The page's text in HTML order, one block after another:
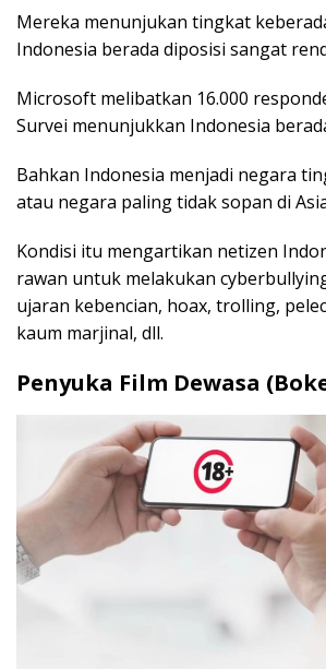
Mereka menunjukan tingkat
Indonesia berada diposisi sangat
Microsoft melibatkan 16.000
Survei menunjukkan Indonesia
Bahkan Indonesia menjadi negara
atau negara paling tidak sopan di
Kondisi itu mengartikan netizen
rawan untuk melakukan
ujaran kebencian, hoax, trolling,
kaum marjinal, dll.
Penyuka Film Dewasa